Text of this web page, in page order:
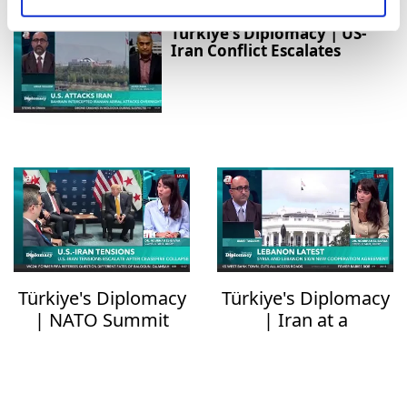
Türkiye's Diplomacy | US-
Iran Conflict Escalates
Türkiye's Diplomacy
| NATO Summit
Türkiye's Diplomacy
| Iran at a